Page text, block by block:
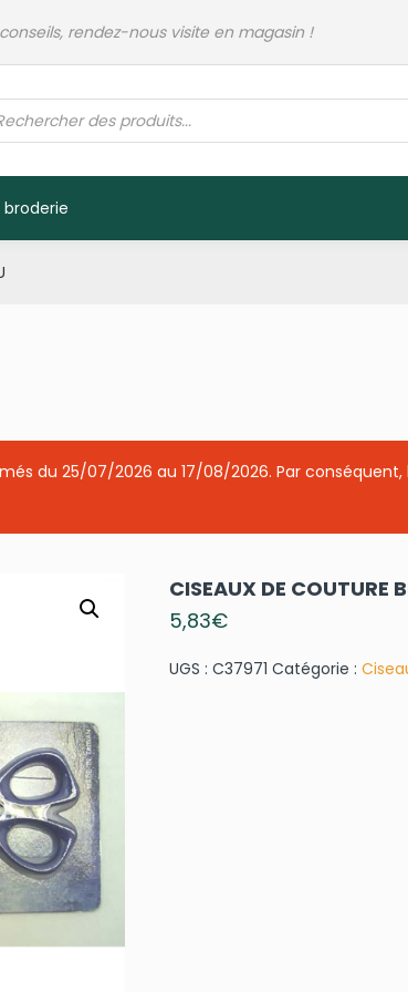
rendez-nous visite en magasin !
du 25/07/2026 au 17/08/2026. Par
CISEAUX DE COUTURE
5,83€
UGS : C37971 Catégorie :